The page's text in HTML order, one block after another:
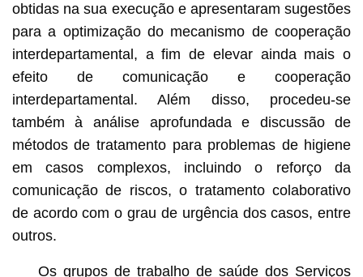
obtidas na sua execução e apresentaram sugestões
para a optimização do mecanismo de cooperação
interdepartamental, a fim de elevar ainda mais o
efeito de comunicação e cooperação
interdepartamental. Além disso, procedeu-se
também à análise aprofundada e discussão de
métodos de tratamento para problemas de higiene
em casos complexos, incluindo o reforço da
comunicação de riscos, o tratamento colaborativo
de acordo com o grau de urgência dos casos, entre
outros.
Os grupos de trabalho de saúde dos Serviços